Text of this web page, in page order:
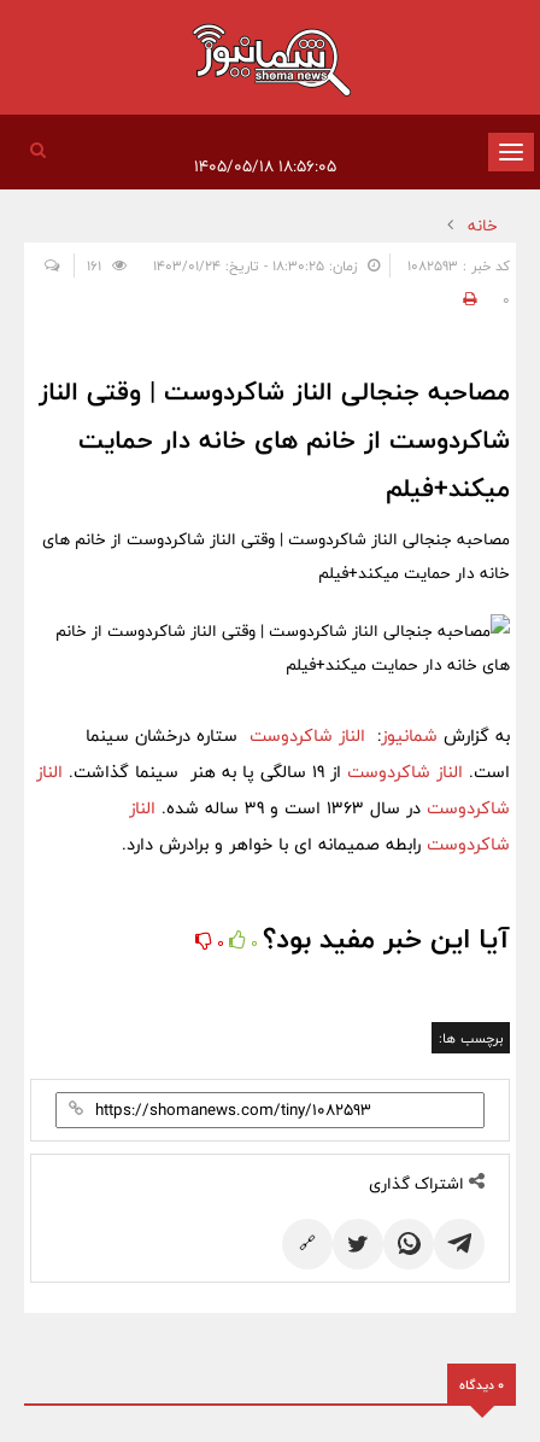
تغییر
وضعیت
ناوبری
۱۸:۵۶:۰۵ ۱۴۰۵/۰۵/۱۸
خانه
کد خبر : 1082593 زمان: ۱۸:۳۰:۲۵ - تاریخ: ۱۴۰۳/۰۱/۲۴
0
مصاحبه جنجالی الناز شاکردوست | وقتی الناز
شاکردوست از خانم های خانه دار حمایت
میکند+فیلم
مصاحبه جنجالی الناز شاکردوست | وقتی الناز شاکردوست از خانم های
خانه دار حمایت میکند+فیلم
به گزارش شمانیوز: الناز شاکردوست ستاره درخشان سینما
است. الناز شاکردوست از 19 سالگی پا به هنر سینما گذاشت.
الناز
شاکردوست در سال 1363 است و 39 ساله شده.
الناز
شاکردوست رابطه صمیمانه ای با خواهر و برادرش دارد.
آیا این خبر مفید بود؟ 0
0
برچسب ها:
اشتراک گذاری
🔗
0 دیدگاه